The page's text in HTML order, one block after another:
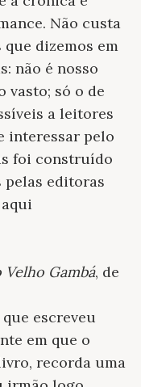
Não custa
dizemos em
não é nosso
vasto; só o de
a leitores
interessar pelo
foi construído
pelas editoras
Gambá, de
escreveu
em que o
recorda uma